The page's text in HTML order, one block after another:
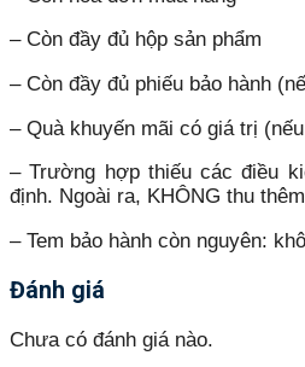
– Còn đầy đủ hộp sản phẩm
– Còn đầy đủ phiếu bảo hành
– Quà khuyến mãi có giá trị
– Trường hợp thiếu các điều
định. Ngoài ra, KHÔNG thu
– Tem bảo hành còn nguyên:
Đánh giá
Chưa có đánh giá nào.